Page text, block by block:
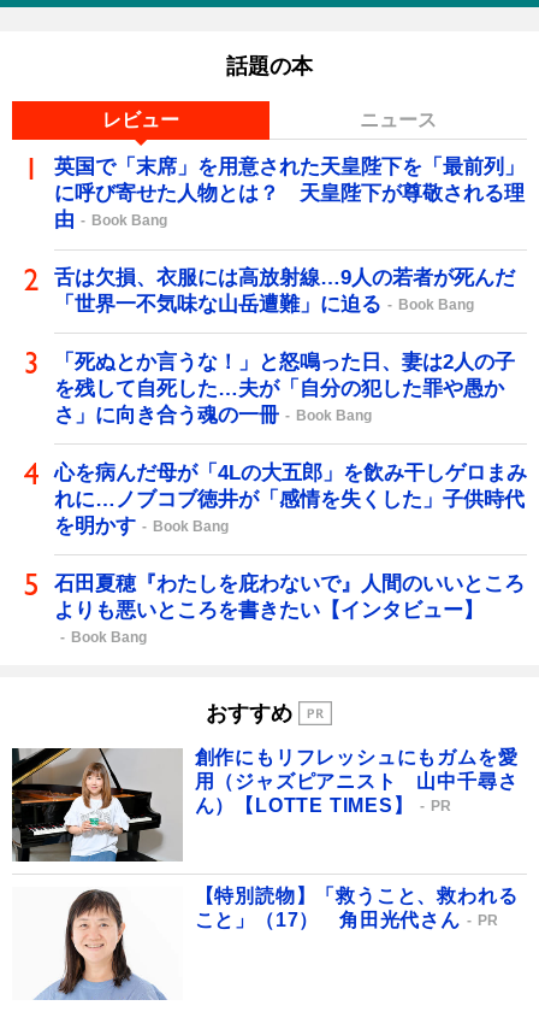
話題の本
レビュー ニュース
英国で「末席」を用意された天皇陛下を「最前列」
に呼び寄せた人物とは？ 天皇陛下が尊敬される理
由
Book Bang
舌は欠損、衣服には高放射線…9人の若者が死んだ
「世界一不気味な山岳遭難」に迫る
Book Bang
「死ぬとか言うな！」と怒鳴った日、妻は2人の子
を残して自死した…夫が「自分の犯した罪や愚か
さ」に向き合う魂の一冊
Book Bang
心を病んだ母が「4Lの大五郎」を飲み干しゲロまみ
れに…ノブコブ徳井が「感情を失くした」子供時代
を明かす
Book Bang
石田夏穂『わたしを庇わないで』人間のいいところ
よりも悪いところを書きたい【インタビュー】
Book Bang
おすすめ
創作にもリフレッシュにもガムを愛
用（ジャズピアニスト 山中千尋さ
ん）【LOTTE TIMES】
PR
【特別読物】「救うこと、救われる
こと」（17） 角田光代さん
PR